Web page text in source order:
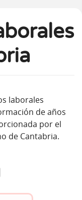
laborales
de años
por el
de Cantabria.